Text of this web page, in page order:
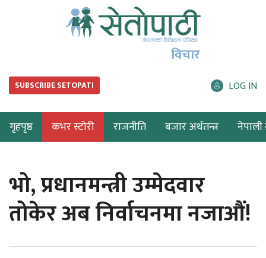
विचार
SUBSCRIBE SETOPATI LOG IN
गृहपृष्ठ कभर स्टोरी राजनीति बजार अर्थतन्त्र नेपाली
भो, प्रधानमन्त्री उम्मेदवार
तोकेर अब निर्वाचनमा नजाऔं!